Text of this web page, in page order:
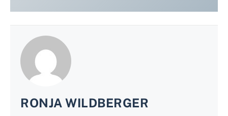
RONJA WILDBERGER